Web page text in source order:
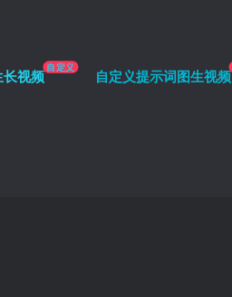
长视频自定义 自定义提示词图生视频